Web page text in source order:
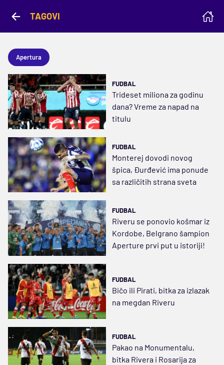
TAGOVI
Apertura
FUDBAL
Trideset miliona za godinu
dana? Vreme za napad na
titulu
FUDBAL
Monterej dovodi novog
špica, Đurđević ima ponude
sa različitih strana sveta
FUDBAL
Riveru se ponovio košmar iz
Kordobe, Belgrano šampion
Aperture prvi put u istoriji!
FUDBAL
Bičo ili Pirati, bitka za izlazak
na megdan Riveru
FUDBAL
Pakao na Monumentalu,
bitka Rivera i Rosarija za